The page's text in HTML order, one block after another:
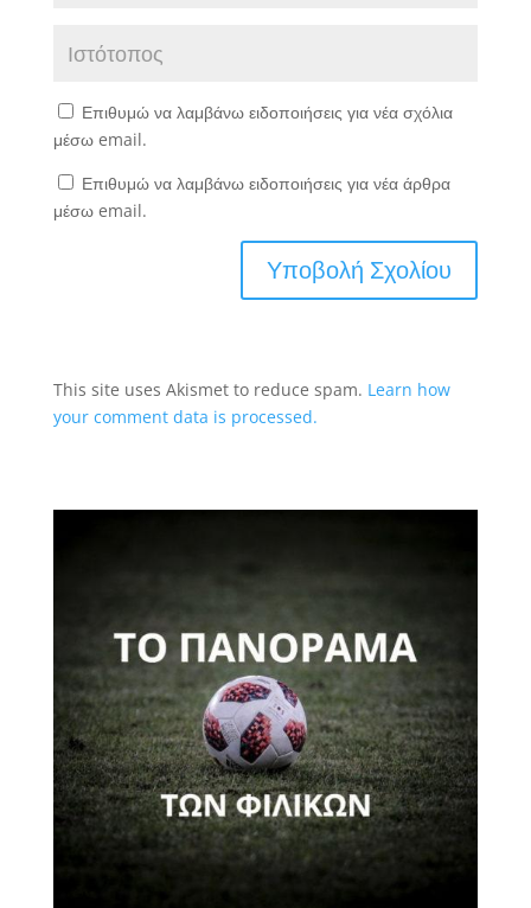
Επιθυμώ να λαμβάνω ειδοποιήσεις για νέα σχόλια
μέσω email.
Επιθυμώ να λαμβάνω ειδοποιήσεις για νέα άρθρα
μέσω email.
This site uses Akismet to reduce spam. Learn how
your comment data is processed.